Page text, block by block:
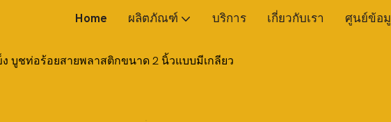
Home ผลิตภัณฑ์ บริการ เกี่ยวกับเรา ศูนย์ข้อ
บูชท่อร้อยสายพลาสติกขนาด 2 นิ้วแบบมีเกลียว